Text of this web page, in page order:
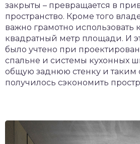
закрыты – превращается в
пространство. Кроме того
важно грамотно использовать
квадратный метр площади. И
было учтено при
спальне и системы кухонных
общую заднюю стенку и таким
получилось сэкономить